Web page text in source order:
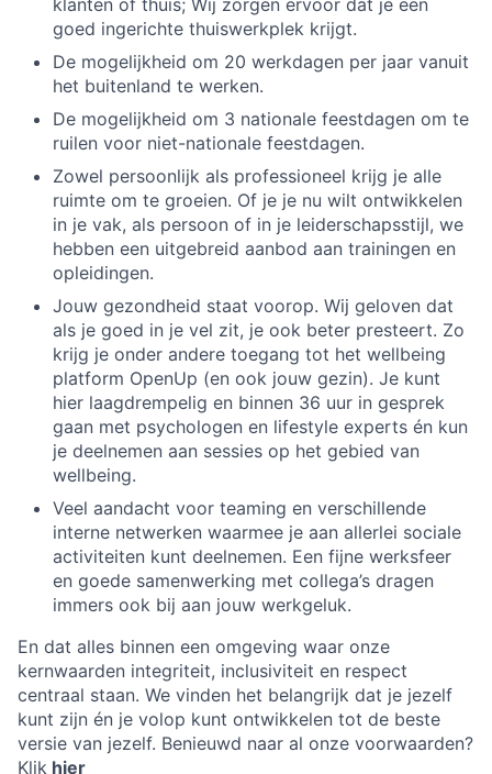
klanten of thuis; Wij zorgen ervoor dat je een
goed ingerichte thuiswerkplek krijgt.
De mogelijkheid om 20 werkdagen per jaar vanuit
het buitenland te werken.
De mogelijkheid om 3 nationale feestdagen om te
ruilen voor niet-nationale feestdagen.
Zowel persoonlijk als professioneel krijg je alle
ruimte om te groeien. Of je je nu wilt ontwikkelen
in je vak, als persoon of in je leiderschapsstijl, we
hebben een uitgebreid aanbod aan trainingen en
opleidingen.
Jouw gezondheid staat voorop. Wij geloven dat
als je goed in je vel zit, je ook beter presteert. Zo
krijg je onder andere toegang tot het wellbeing
platform OpenUp (en ook jouw gezin). Je kunt
hier laagdrempelig en binnen 36 uur in gesprek
gaan met psychologen en lifestyle experts én kun
je deelnemen aan sessies op het gebied van
wellbeing.
Veel aandacht voor teaming en verschillende
interne netwerken waarmee je aan allerlei sociale
activiteiten kunt deelnemen. Een fijne werksfeer
en goede samenwerking met collega’s dragen
immers ook bij aan jouw werkgeluk.
En dat alles binnen een omgeving waar onze
kernwaarden integriteit, inclusiviteit en respect
centraal staan. We vinden het belangrijk dat je jezelf
kunt zijn én je volop kunt ontwikkelen tot de beste
versie van jezelf. Benieuwd naar al onze voorwaarden?
Klik hier